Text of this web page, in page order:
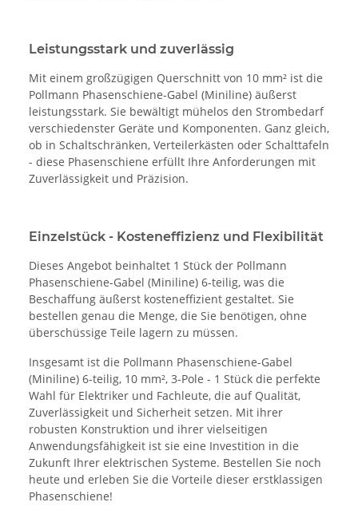
Leistungsstark und zuverlässig
Mit einem großzügigen Querschnitt von 10 mm² ist die
Pollmann Phasenschiene-Gabel (Miniline) äußerst
leistungsstark. Sie bewältigt mühelos den Strombedarf
verschiedenster Geräte und Komponenten. Ganz gleich,
ob in Schaltschränken, Verteilerkästen oder Schalttafeln
- diese Phasenschiene erfüllt Ihre Anforderungen mit
Zuverlässigkeit und Präzision.
Einzelstück - Kosteneffizienz und Flexibilität
Dieses Angebot beinhaltet 1 Stück der Pollmann
Phasenschiene-Gabel (Miniline) 6-teilig, was die
Beschaffung äußerst kosteneffizient gestaltet. Sie
bestellen genau die Menge, die Sie benötigen, ohne
überschüssige Teile lagern zu müssen.
Insgesamt ist die Pollmann Phasenschiene-Gabel
(Miniline) 6-teilig, 10 mm², 3-Pole - 1 Stück die perfekte
Wahl für Elektriker und Fachleute, die auf Qualität,
Zuverlässigkeit und Sicherheit setzen. Mit ihrer
robusten Konstruktion und ihrer vielseitigen
Anwendungsfähigkeit ist sie eine Investition in die
Zukunft Ihrer elektrischen Systeme. Bestellen Sie noch
heute und erleben Sie die Vorteile dieser erstklassigen
Phasenschiene!